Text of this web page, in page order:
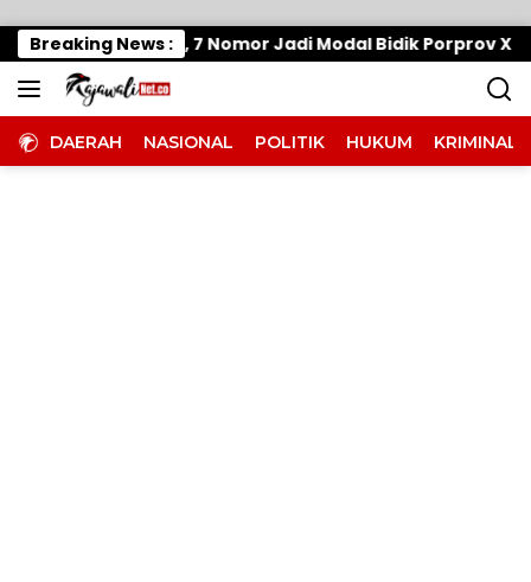
Breaking News :
Mesin, 7 Nomor Jadi Modal Bidik Porprov X
DAERAH NASIONAL POLITIK HUKUM KRIMINAL